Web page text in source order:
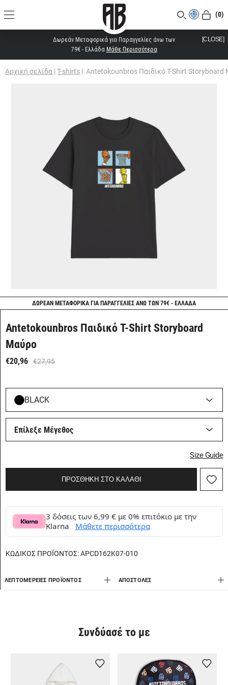
(0)
Δωρεάν Μεταφορικά για Παραγγελίες άνω των
79€ - Ελλάδα Μάθε Περισσότερα
[CLOSE]
Αρχική σελίδα | T-shirts | Antetokounbros Παιδικό T-Shirt Storyboard
ΔΩΡΕΑΝ ΜΕΤΑΦΟΡΙΚΑ ΓΙΑ ΠΑΡΑΓΓΕΛΙΕΣ ΑΝΩ ΤΩΝ 79€ - ΕΛΛΑΔΑ
Antetokounbros Παιδικό T-Shirt Storyboard
Μαύρο
€20,96 €27,95
BLACK
Επίλεξε Μέγεθος
Size Guide
ΠΡΟΣΘΗΚΗ ΣΤΟ ΚΑΛΑΘΙ
3 δόσεις των 6,99 € με 0% επιτόκιο με την
Klarna
Μάθετε περισσότερα
ΚΩΔΙΚΟΣ ΠΡΟΪΟΝΤΟΣ:APCD162K07-010
ΛΕΠΤΟΜΈΡΕΙΕΣ ΠΡΟΪΌΝΤΟΣ AΠΟΣΤΟΛΈΣ
Συνδύασέ το με